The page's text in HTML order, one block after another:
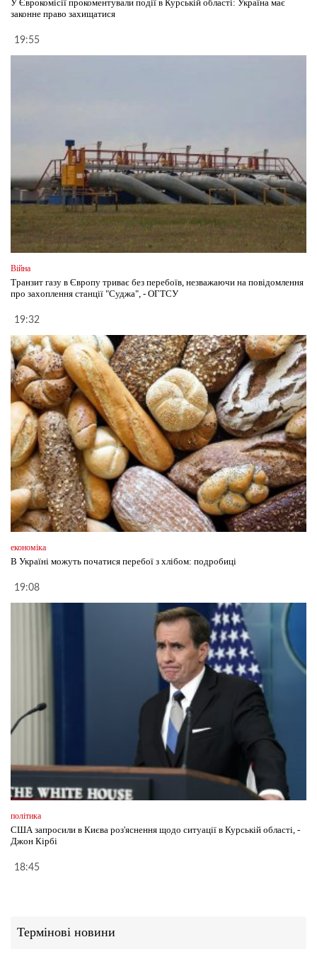
У Єврокомісії прокоментували події в Курській області: Україна має
законне право захищатися
19:55
Війна
Транзит газу в Європу триває без перебоїв, незважаючи на повідомлення
про захоплення станції "Суджа", - ОГТСУ
19:32
економіка
В Україні можуть початися перебої з хлібом: подробиці
19:08
політика
США запросили в Києва роз'яснення щодо ситуації в Курській області, -
Джон Кірбі
18:45
Термінові новини